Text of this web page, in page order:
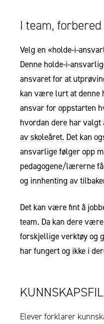
I team, forbered
Velg en «holde-i-
Denne holde-i-
ansvaret for at
kan være lurt at denne
ansvar for oppstarten
hvordan dere har valgt
av skoleåret. Det kan
ansvarlige følger opp
pedagogene/lærerne
og innhenting av
Det kan være fint å
team. Da kan dere
forskjellige verktøy og
har fungert og ikke i
Elever forklarer